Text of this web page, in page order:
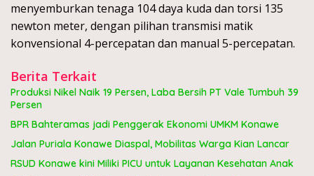
menyemburkan tenaga 104 daya kuda dan torsi 135
newton meter, dengan pilihan transmisi matik
konvensional 4-percepatan dan manual 5-percepatan.
Berita Terkait
Produksi Nikel Naik 19 Persen, Laba Bersih PT Vale Tumbuh 39
Persen
BPR Bahteramas jadi Penggerak Ekonomi UMKM Konawe
Jalan Puriala Konawe Diaspal, Mobilitas Warga Kian Lancar
RSUD Konawe kini Miliki PICU untuk Layanan Kesehatan Anak